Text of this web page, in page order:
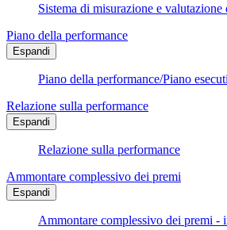
Sistema di misurazione e valutazione
Piano della performance
Espandi
Piano della performance/Piano
Relazione sulla performance
Espandi
Relazione sulla performance
Ammontare complessivo dei premi
Espandi
Ammontare complessivo dei premi -